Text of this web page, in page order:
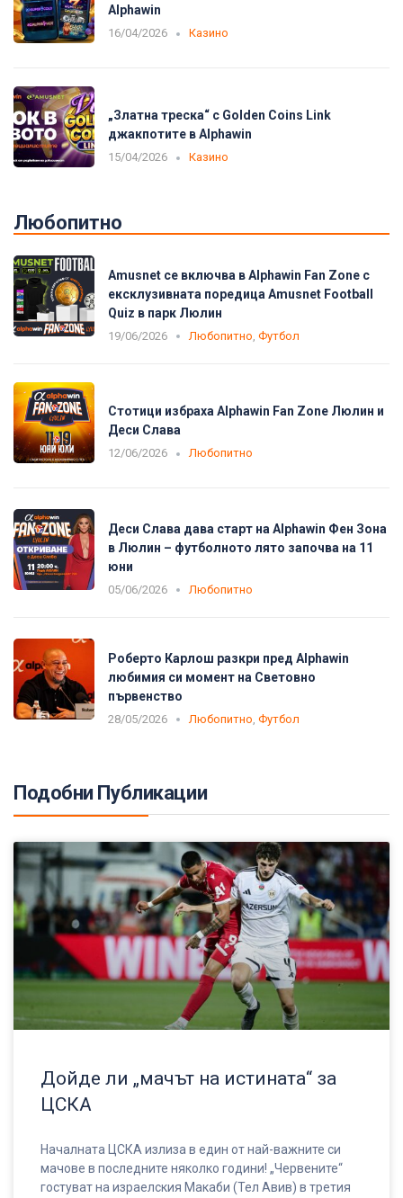
Alphawin
16/04/2026 Казино
„Златна треска“ с Golden Coins Link
джакпотите в Alphawin
15/04/2026 Казино
Любопитно
Amusnet се включва в Alphawin Fan Zone с
ексклузивната поредица Amusnet Football
Quiz в парк Люлин
19/06/2026 Любопитно Футбол
Стотици избраха Alphawin Fan Zone Люлин и
Деси Слава
12/06/2026 Любопитно
Деси Слава дава старт на Alphawin Фен Зона
в Люлин – футболното лято започва на 11
юни
05/06/2026 Любопитно
Роберто Карлош разкри пред Alphawin
любимия си момент на Световно
първенство
28/05/2026 Любопитно Футбол
Подобни Публикации
Дойде ли „мачът на истината“ за
ЦСКА
Началната ЦСКА излиза в един от най-важните си
мачове в последните няколко години! „Червените“
гостуват на израелския Макаби (Тел Авив) в третия